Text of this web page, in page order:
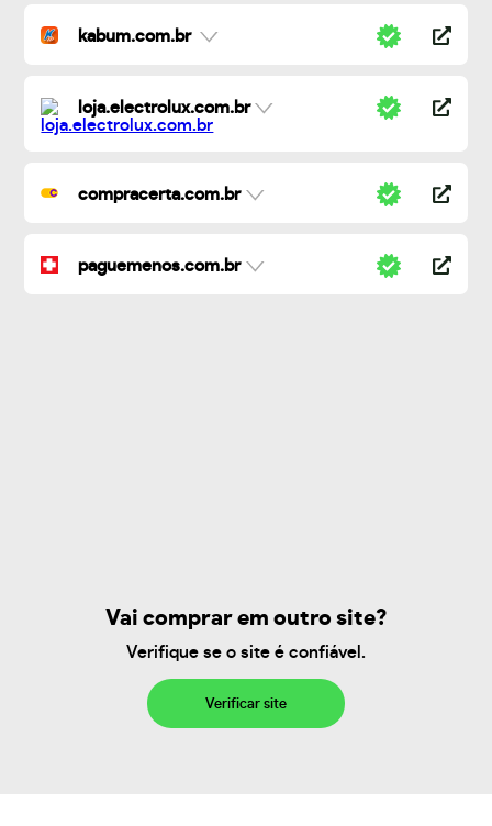
kabum.com.br
loja.electrolux.com.br
compracerta.com.br
paguemenos.com.br
Vai comprar em outro site?
Verifique se o site é confiável.
Verificar site